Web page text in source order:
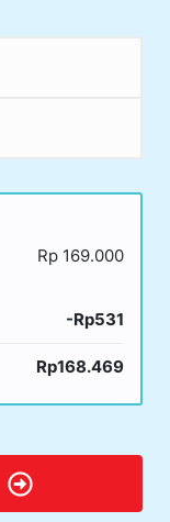
Rp 169.000
-Rp531
Rp168.469